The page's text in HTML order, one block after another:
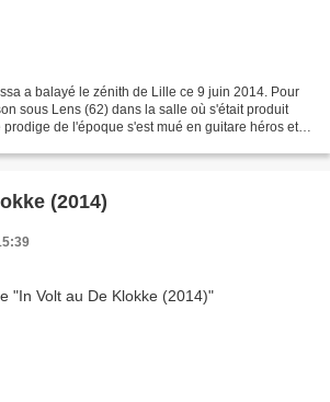
a balayé le zénith de Lille ce 9 juin 2014. Pour
sous Lens (62) dans la salle où s'était produit
de l'époque s'est mué en guitare héros et,
(2014)